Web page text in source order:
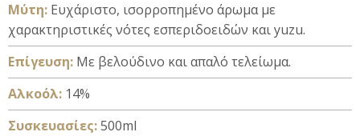
Μύτη: Ευχάριστο, ισορροπημένο άρωμα με
χαρακτηριστικές νότες εσπεριδοειδών και yuzu.
Επίγευση: Με βελούδινο και απαλό τελείωμα.
Αλκοόλ: 14%
Συσκευασίες:500ml